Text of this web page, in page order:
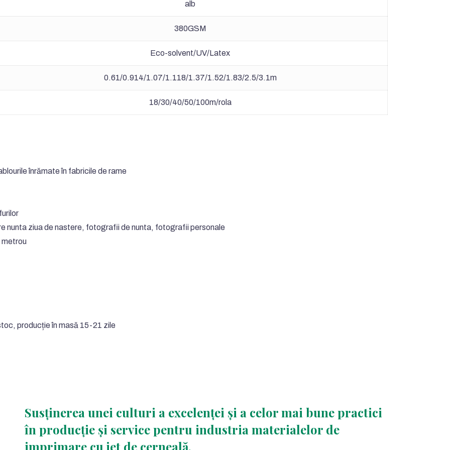
alb
380GSM
Eco-solvent/UV/Latex
0.61/0.914/1.07/1.118/1.37/1.52/1.83/2.5/3.1m
18/30/40/50/100m/rola
înrămate în fabricile de rame
nunta ziua de nastere, fotografii de nunta, fotografii personale
metrou
producție în masă 15-21 zile
Susținerea unei culturi a excelenței și a celor mai bune practici
în producție și service pentru industria materialelor de
imprimare cu jet de cerneală.